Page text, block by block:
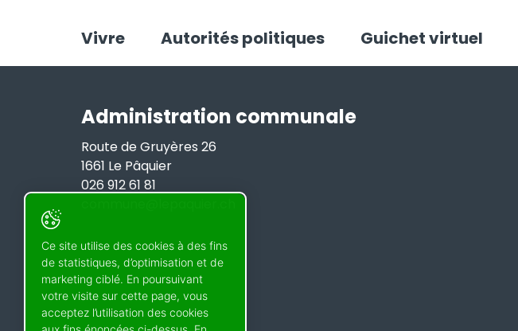
Vivre Autorités politiques Guichet virtuel
Administration communale
Route de Gruyères 26
1661 Le Pâquier
026 912 61 81
Ce site utilise des cookies à des fins
de statistiques, d’optimisation et de
marketing ciblé. En poursuivant
votre visite sur cette page, vous
acceptez l’utilisation des cookies